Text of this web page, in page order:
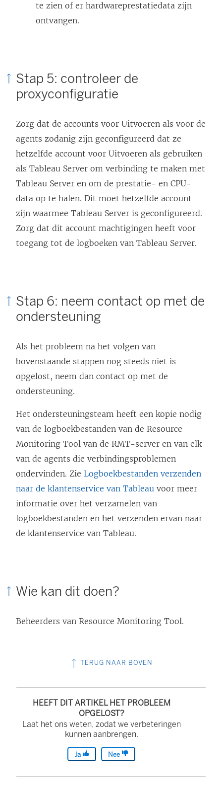
te zien of er hardwareprestatiedata zijn
ontvangen.
Stap 5: controleer de
proxyconfiguratie
Zorg dat de accounts voor Uitvoeren als voor de
agents zodanig zijn geconfigureerd dat ze
hetzelfde account voor Uitvoeren als gebruiken
als Tableau Server om verbinding te maken met
Tableau Server en om de prestatie- en CPU-
data op te halen. Dit moet hetzelfde account
zijn waarmee Tableau Server is geconfigureerd.
Zorg dat dit account machtigingen heeft voor
toegang tot de logboeken van Tableau Server.
Stap 6: neem contact op met de
ondersteuning
Als het probleem na het volgen van
bovenstaande stappen nog steeds niet is
opgelost, neem dan contact op met de
ondersteuning.
Het ondersteuningsteam heeft een kopie nodig
van de logboekbestanden van de Resource
Monitoring Tool van de RMT-server en van elk
van de agents die verbindingsproblemen
ondervinden. Zie Logboekbestanden verzenden
naar de klantenservice van Tableau voor meer
informatie over het verzamelen van
logboekbestanden en het verzenden ervan naar
de klantenservice van Tableau.
Wie kan dit doen?
Beheerders van Resource Monitoring Tool.
TERUG NAAR BOVEN
HEEFT DIT ARTIKEL HET PROBLEEM
OPGELOST?
Laat het ons weten, zodat we verbeteringen
kunnen aanbrengen.
Ja Nee